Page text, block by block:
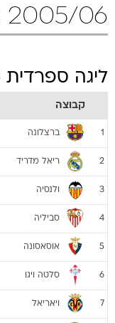
2005/06 כדורגל
ליגה ספרדית 2005/06
קבוצה
1 ברצלונה
2 ריאל מדריד
3 ולנסיה
4 סביליה
5 אוסאסונה
6 סלטה ויגו
7 ויאריאל